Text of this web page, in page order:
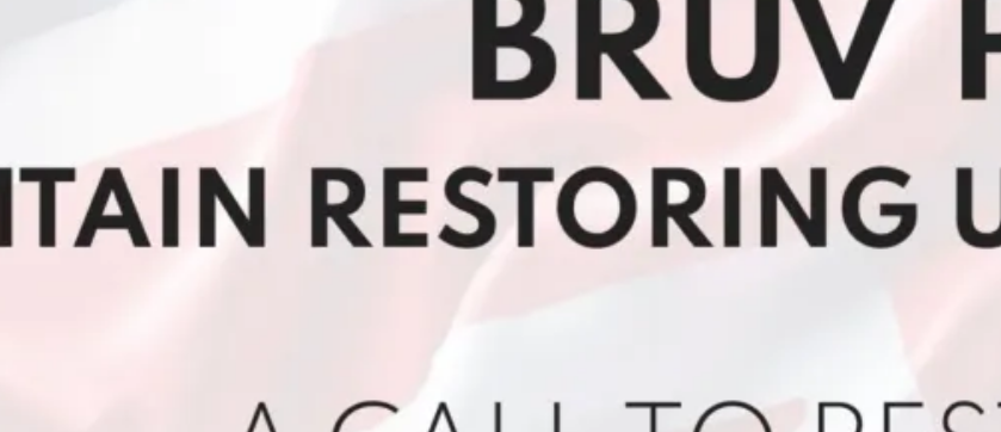
miHoYo Despliega en los
Escritorios del Planeta una
Compañera Universitaria
Hiperrealista que Podría Alterar
Relaciones Humanas y los
Equilibrios Psíquicos Colectivos
junio 24, 2026
Machine: Gobiernos y Expertos
Exigen Regulación Urgente ante
Riesgos Históricos
junio 24, 2026